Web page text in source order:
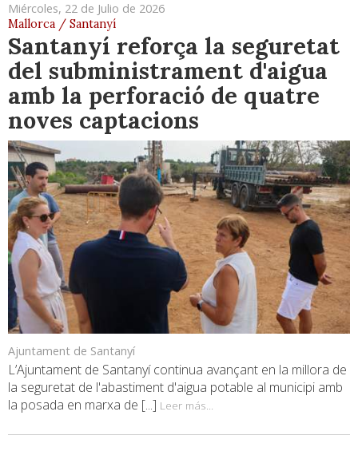
Miércoles, 22 de Julio de 2026
Mallorca / Santanyí
Santanyí reforça la seguretat
del subministrament d'aigua
amb la perforació de quatre
noves captacions
Ajuntament de Santanyí
L’Ajuntament de Santanyí continua avançant en la millora de
la seguretat de l'abastiment d'aigua potable al municipi amb
la posada en marxa de [...] Leer más...